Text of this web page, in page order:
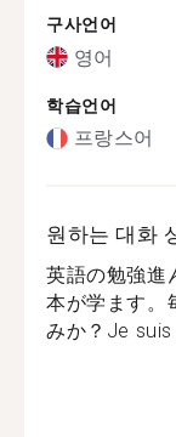
구사언어
영어
학습언어
프랑스어
원하는 대화
英語の勉強進
本が学ます。
みか？Je